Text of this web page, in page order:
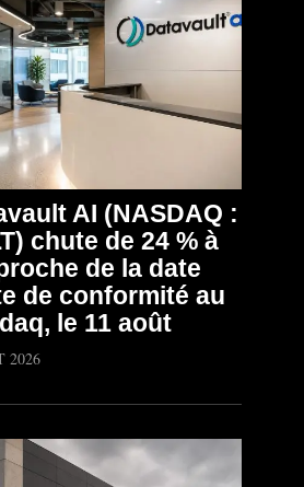
AI (NASDAQ :
chute de 24 % à
de la date
de conformité au
le 11 août
2026